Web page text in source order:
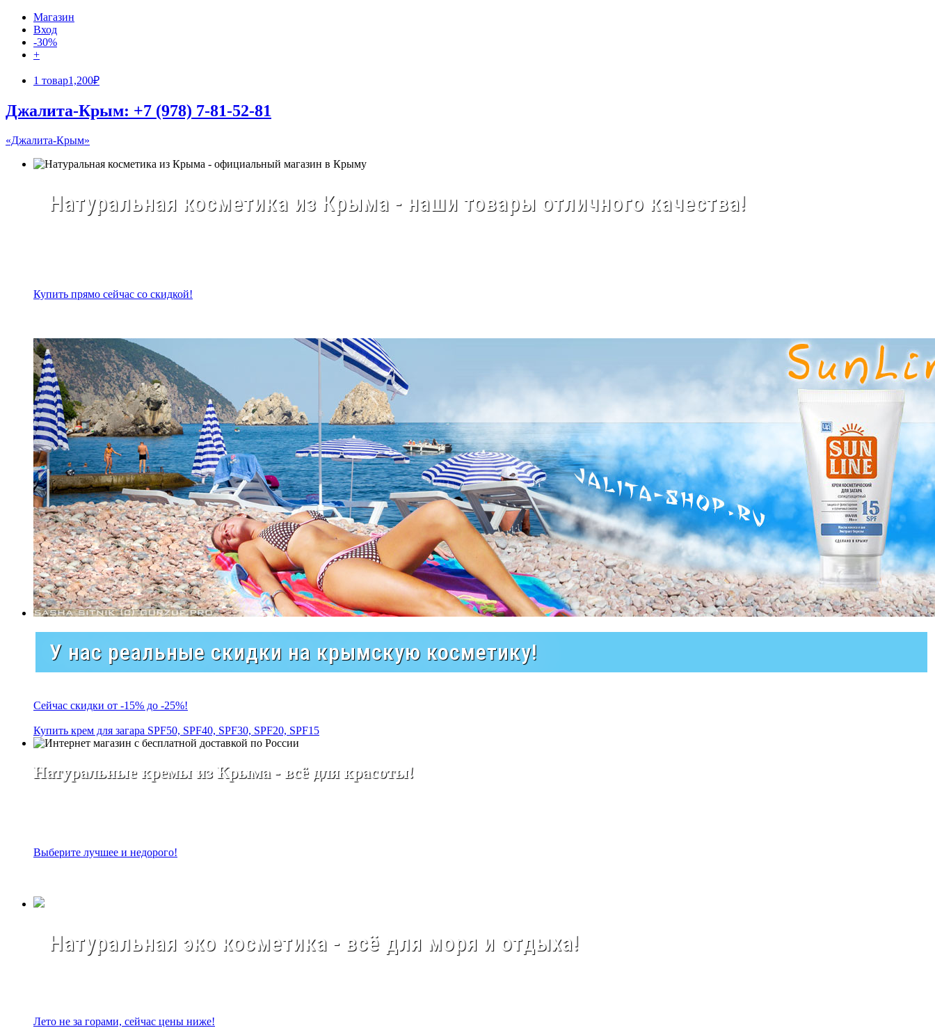
Магазин
Вход
-30%
+
1 товар1,200₽
Джалита-Крым: +7 (978) 7-81-52-81
«Джалита-Крым»
Натуральная косметика из Крыма - наши товары отличного качества!
Купить прямо сейчас со скидкой!
У нас реальные скидки на крымскую косметику!
Сейчас скидки от -15% до -25%!
Купить крем для загара SPF50, SPF40, SPF30, SPF20, SPF15
Натуральные кремы из Крыма - всё для красоты!
Выберите лучшее и недорого!
Натуральная эко косметика - всё для моря и отдыха!
Лето не за горами, сейчас цены ниже!